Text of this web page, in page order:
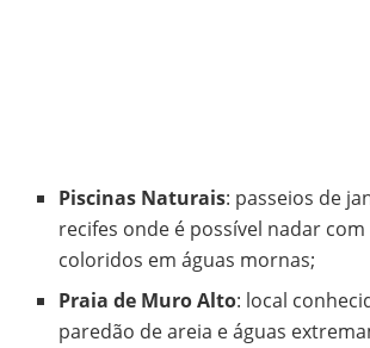
Piscinas Naturais: passeios de
recifes onde é possível nadar com
coloridos em águas mornas;
Praia de Muro Alto: local
paredão de areia e águas